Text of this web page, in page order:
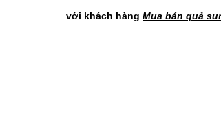
với khách hàng Mua bán quả